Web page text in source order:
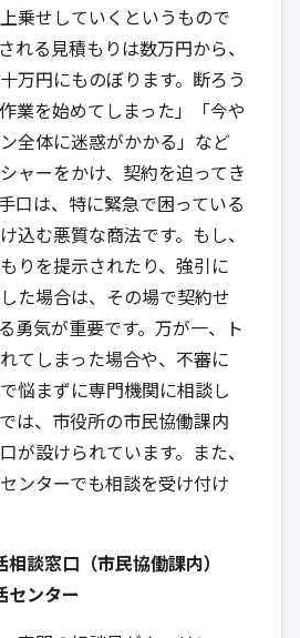
乗せしていくというもので
れる見積もりは数万円から、
万円にものぼります。断ろう
業を始めてしまった」「今や
全体に迷惑がかかる」など
ャーをかけ、契約を迫ってき
口は、特に緊急で困っている
込む悪質な商法です。もし、
りを提示されたり、強引に
た場合は、その場で契約せ
勇気が重要です。万が一、ト
てしまった場合や、不審に
悩まずに専門機関に相談し
は、市役所の市民協働課内
が設けられています。また、
ンターでも相談を受け付け
談窓口（市民協働課内）
センター